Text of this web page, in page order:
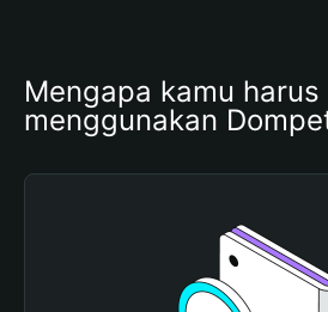
Mengapa kamu harus
menggunakan